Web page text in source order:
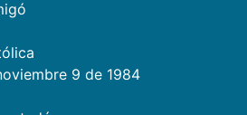
9 de 1984